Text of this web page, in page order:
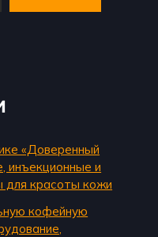
«Доверенный
инъекционные и
для красоты кожи
кофейную